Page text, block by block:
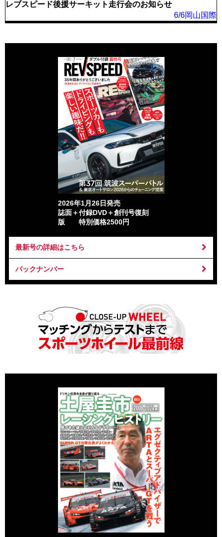
レブスピード後援サーキット走行会のお知らせ
6/6岡山国際
2026年1月26日発売
誌面＋付録DVD＋創刊号復刻
版 特別価格2500円
最新号の詳細はこちら
バックナンバー